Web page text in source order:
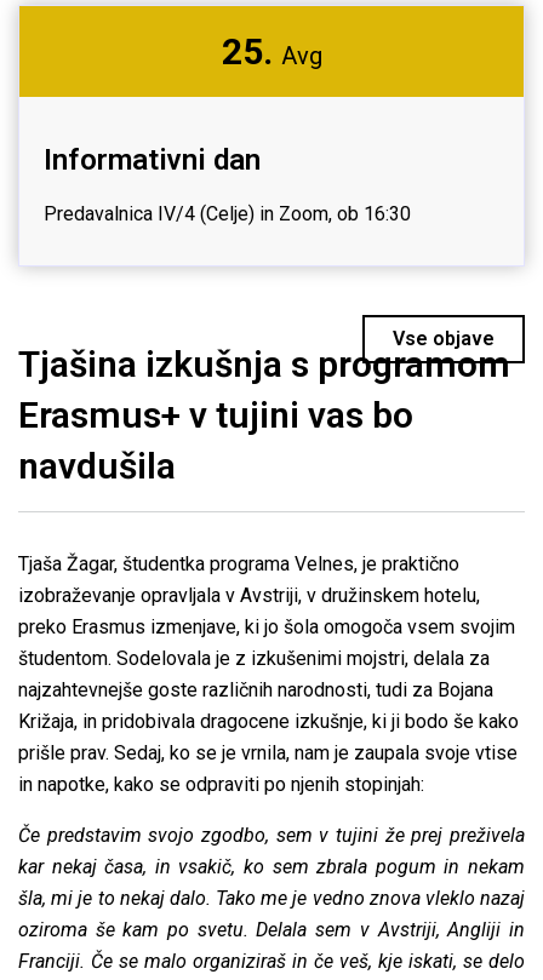
25. Avg
Informativni dan
Predavalnica IV/4 (Celje) in Zoom, ob 16:30
Vse objave
Tjašina izkušnja s programom
Erasmus+ v tujini vas bo
navdušila
Tjaša Žagar, študentka programa Velnes, je praktično
izobraževanje opravljala v Avstriji, v družinskem hotelu,
preko Erasmus izmenjave, ki jo šola omogoča vsem svojim
študentom. Sodelovala je z izkušenimi mojstri, delala za
najzahtevnejše goste različnih narodnosti, tudi za Bojana
Križaja, in pridobivala dragocene izkušnje, ki ji bodo še kako
prišle prav. Sedaj, ko se je vrnila, nam je zaupala svoje vtise
in napotke, kako se odpraviti po njenih stopinjah:
Če predstavim svojo zgodbo, sem v tujini že prej preživela
kar nekaj časa, in vsakič, ko sem zbrala pogum in nekam
šla, mi je to nekaj dalo. Tako me je vedno znova vleklo nazaj
oziroma še kam po svetu. Delala sem v Avstriji, Angliji in
Franciji. Če se malo organiziraš in če veš, kje iskati, se delo